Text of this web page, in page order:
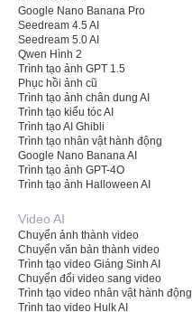
Google Nano Banana Pro
Seedream 4.5 AI
Seedream 5.0 AI
Qwen Hình 2
Trình tạo ảnh GPT 1.5
Phục hồi ảnh cũ
Trình tạo ảnh chân dung AI
Trình tạo kiểu tóc AI
Trình tạo AI Ghibli
Trình tạo nhân vật hành động
Google Nano Banana AI
Trình tạo ảnh GPT-4O
Trình tạo ảnh Halloween AI
Video AI
Chuyển ảnh thành video
Chuyển văn bản thành video
Trình tạo video Giáng Sinh AI
Chuyển đổi video sang video
Trình tạo video nhân vật hành động
Trình tạo video Hulk AI